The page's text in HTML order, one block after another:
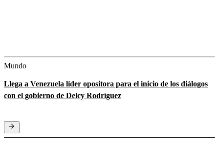
Mundo
Llega a Venezuela líder opositora para el inicio de los diálogos
con el gobierno de Delcy Rodríguez